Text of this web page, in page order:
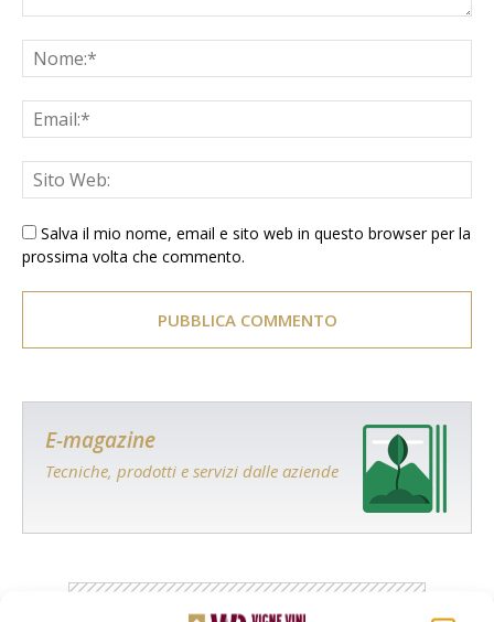
Salva il mio nome, email e sito web in questo browser per la
prossima volta che commento.
E-magazine
Tecniche, prodotti e servizi dalle aziende